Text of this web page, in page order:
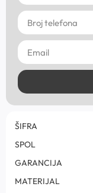
ŠIFRA
SPOL
GARANCIJA
MATERIJAL